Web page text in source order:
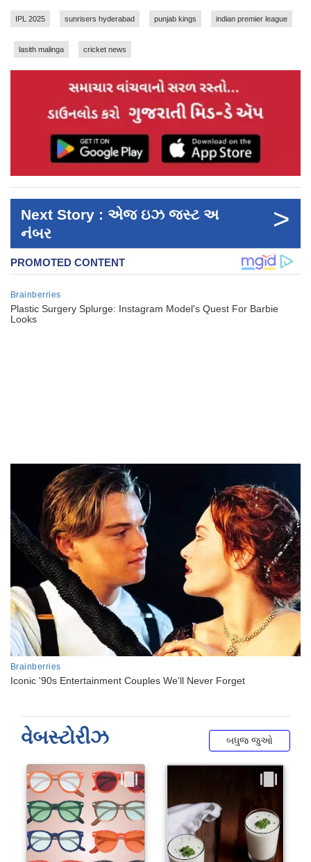
IPL 2025 sunrisers hyderabad punjab kings indian premier league
lasith malinga cricket news
Next Story : એજ ઇઝ જસ્ટ અ
નંબર
>
વેબસ્ટોરીઝ બધુજ જુઓ